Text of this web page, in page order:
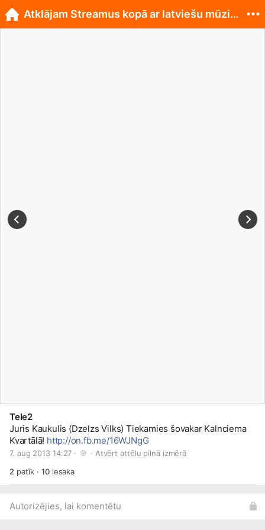
Tele2
Juris Kaukulis (Dzelzs Vilks) Tiekamies šovakar Kalnciema
Kvartālā! http://on.fb.me/16WJNgG
7. aug 2013 14:27 · · Atvērt attēlu pilnā izmērā
2 patīk ·10iesaka
Autorizējies, lai komentētu
Atklājam Streamus kopā ar latviešu mūziķiem!